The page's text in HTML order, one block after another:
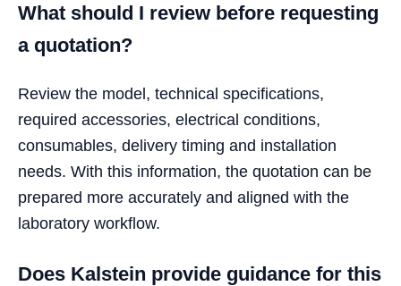
What should I review before requesting
a quotation?
Review the model, technical specifications,
required accessories, electrical conditions,
consumables, delivery timing and installation
needs. With this information, the quotation can be
prepared more accurately and aligned with the
laboratory workflow.
Does Kalstein provide guidance for this